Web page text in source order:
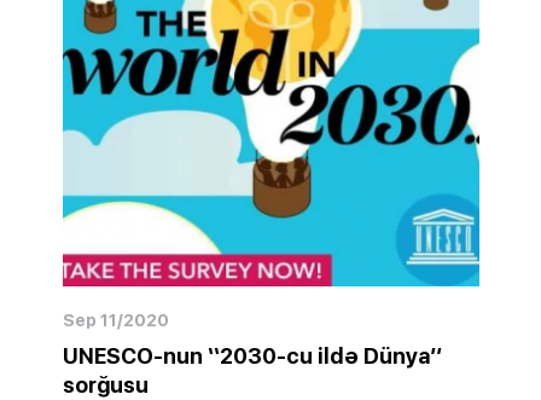
Sep 11/2020
UNESCO-nun ‘‘2030-cu ildə Dünya’’
sorğusu